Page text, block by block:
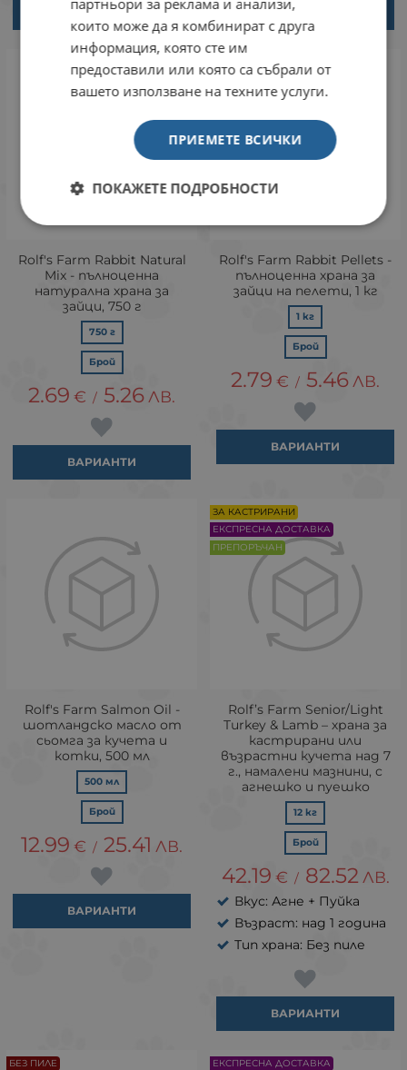
ВАРИАНТИ ВАРИАНТИ
Rolf's Farm Rabbit Natural
Mix - пълноценна
натурална храна за
зайци, 750 г
750 г
Брой
2.69 € / 5.26 ЛВ.
ВАРИАНТИ
Rolf's Farm Rabbit Pellets -
пълноценна храна за
зайци на пелети, 1 кг
1 кг
Брой
2.79 € / 5.46 ЛВ.
ВАРИАНТИ
Rolf's Farm Salmon Oil -
шотландско масло от
сьомга за кучета и
котки, 500 мл
500 мл
Брой
12.99 € / 25.41 ЛВ.
ВАРИАНТИ
Rolf’s Farm Senior/Light
Turkey & Lamb – храна за
кастрирани или
възрастни кучета над 7
г., намалени мазнини, с
агнешко и пуешко
12 кг
Брой
42.19 € / 82.52 ЛВ.
Вкус: Агне + Пуйка
Възраст: над 1 година
Тип храна: Без пиле
ВАРИАНТИ
ЗА КАСТРИРАНИ
ЕКСПРЕСНА ДОСТАВКА
ПРЕПОРЪЧАН
БЕЗ ПИЛЕ
ЕКСПРЕСНА ДОСТАВКА
партньори за реклама и анализи,
които може да я комбинират с друга
информация, която сте им
предоставили или която са събрали от
вашето използване на техните услуги.
ПРИЕМЕТЕ ВСИЧКИ
ПОКАЖЕТЕ ПОДРОБНОСТИ